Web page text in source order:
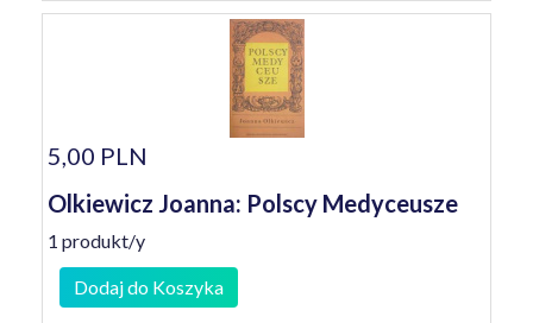
5,00 PLN
Olkiewicz Joanna: Polscy Medyceusze
1 produkt/y
Dodaj do Koszyka